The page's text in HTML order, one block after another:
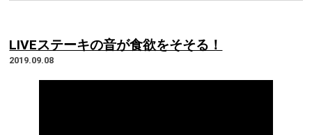
LIVEステーキの音が食欲をそそる！
2019.09.08